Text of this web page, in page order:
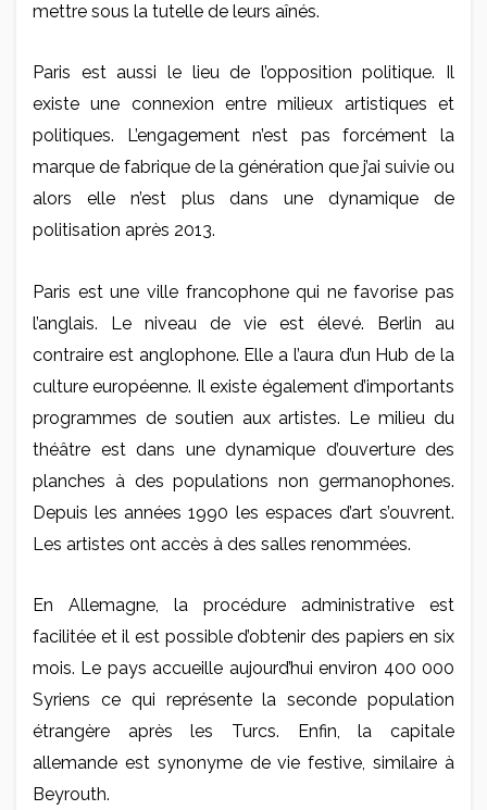
mettre sous la tutelle de leurs aînés.
Paris est aussi le lieu de l’opposition politique. Il
existe une connexion entre milieux artistiques et
politiques. L’engagement n’est pas forcément la
marque de fabrique de la génération que j’ai suivie ou
alors elle n’est plus dans une dynamique de
politisation après 2013.
Paris est une ville francophone qui ne favorise pas
l’anglais. Le niveau de vie est élevé. Berlin au
contraire est anglophone. Elle a l’aura d’un Hub de la
culture européenne. Il existe également d’importants
programmes de soutien aux artistes. Le milieu du
théâtre est dans une dynamique d’ouverture des
planches à des populations non germanophones.
Depuis les années 1990 les espaces d’art s’ouvrent.
Les artistes ont accès à des salles renommées.
En Allemagne, la procédure administrative est
facilitée et il est possible d’obtenir des papiers en six
mois. Le pays accueille aujourd’hui environ 400 000
Syriens ce qui représente la seconde population
étrangère après les Turcs. Enfin, la capitale
allemande est synonyme de vie festive, similaire à
Beyrouth.